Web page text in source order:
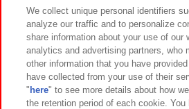
イベント・キャンペーン
関連会社 サステナビリティ
We collect unique personal identifiers
analyze our traffic and to personalize
share information about your use of our
analytics and advertising partners, who
other information that you have
have collected from your use of their
" here" to see more details about how
the retention period of each cookie.